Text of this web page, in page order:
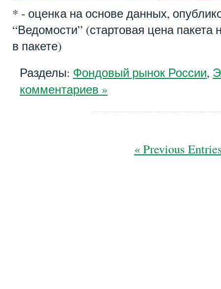
* - оценка на основе данных,
“Ведомости” (стартовая цена пакета
в пакете)
Разделы: Фондовый рынок России,
комментариев »
« Previous